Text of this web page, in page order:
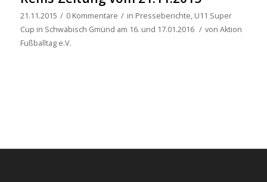
21.11.2015 / 0 Kommentare / in Presseberichte, U11 Super
Cup in Schwäbisch Gmünd am 16. und 17.01.2016 / von Aktion
Fußballtag e.V.